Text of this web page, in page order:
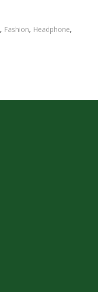
, Fashion, Headphone,